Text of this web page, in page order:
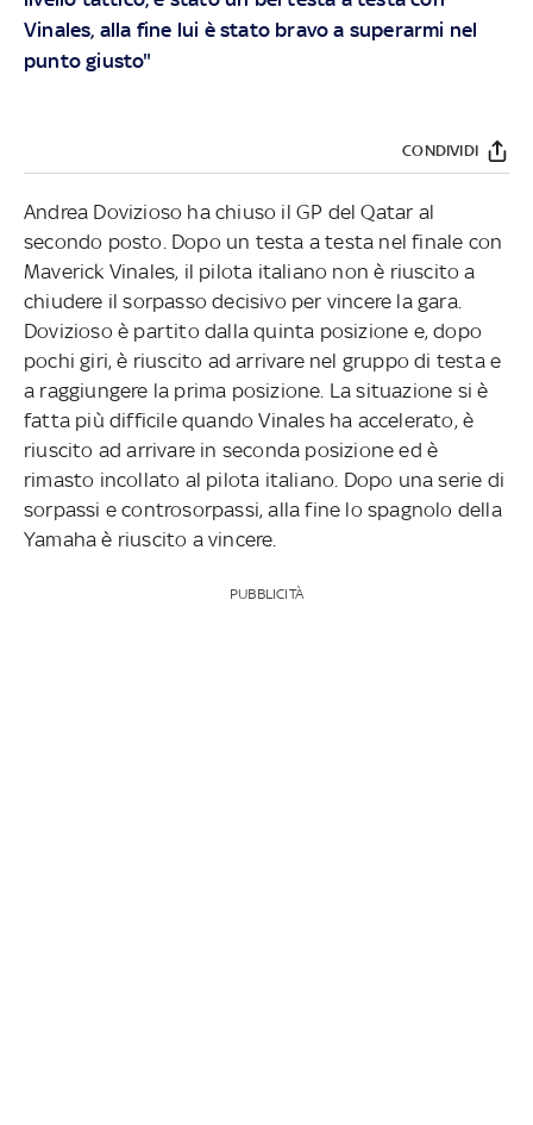
Vinales, alla fine lui è stato bravo a superarmi nel
punto giusto"
CONDIVIDI
Andrea Dovizioso ha chiuso il GP del Qatar al
secondo posto. Dopo un testa a testa nel finale con
Maverick Vinales, il pilota italiano non è riuscito a
chiudere il sorpasso decisivo per vincere la gara.
Dovizioso è partito dalla quinta posizione e, dopo
pochi giri, è riuscito ad arrivare nel gruppo di testa e
a raggiungere la prima posizione. La situazione si è
fatta più difficile quando Vinales ha accelerato, è
riuscito ad arrivare in seconda posizione ed è
rimasto incollato al pilota italiano. Dopo una serie di
sorpassi e controsorpassi, alla fine lo spagnolo della
Yamaha è riuscito a vincere.
PUBBLICITÀ